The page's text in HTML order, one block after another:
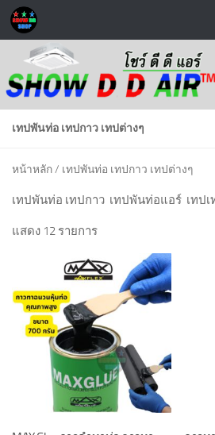
Skip to content
เทปพันท่อ เทปกาว เทปต่างๆ
หน้าหลัก/ เทปพันท่อ เทปกาว เทปต่างๆ
เทปพันท่อ เทปกาว เทปพันท่อแอร์ เทปเ
แสดง 12 รายการ